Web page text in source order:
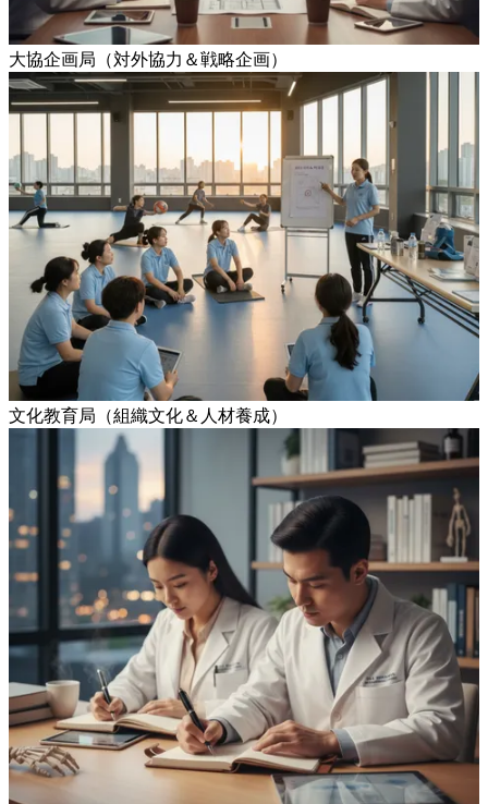
大協企画局（対外協力＆戦略企画）
文化教育局（組織文化＆人材養成）